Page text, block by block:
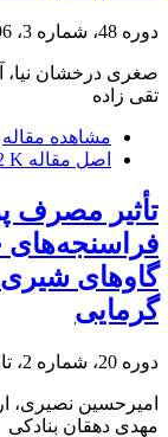
دوره 48، شماره 3، 1396، صفحه
صغری درخشان نیا،
تقی زاده
مشاهده مقاله
اصل مقاله K
تأثیر مصرف
فراسنجه‌های
گاوهای
گرمایی
دوره 20، شماره 2، تابستان 1397، صفحه
امیرحسین نصیری،
مهدی دهقان بنادکی